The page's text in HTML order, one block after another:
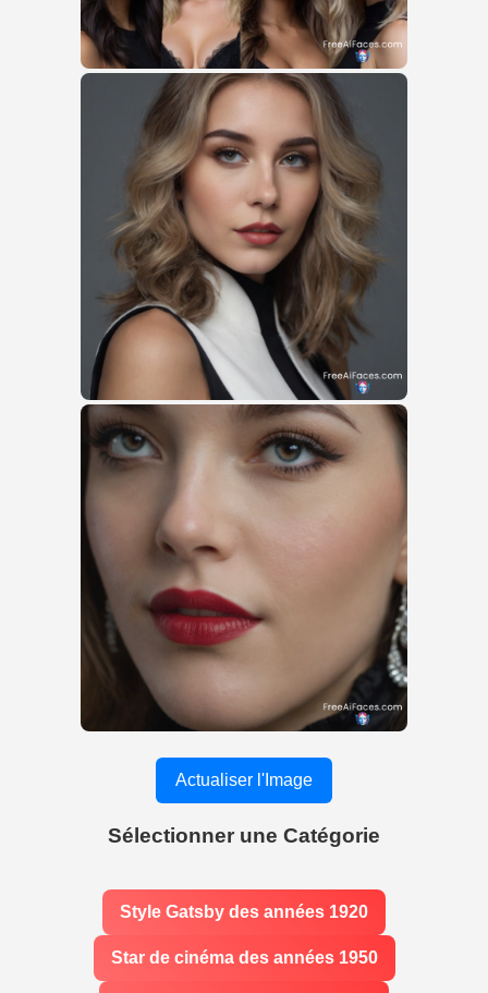
Actualiser l'Image
Sélectionner une Catégorie
Style Gatsby des années 1920
Star de cinéma des années 1950